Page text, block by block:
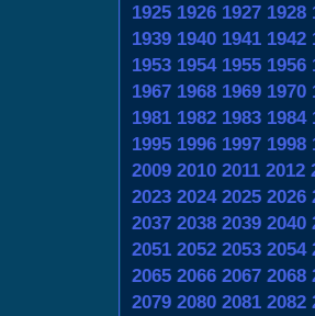
1925 1926 1927 1928
1939 1940 1941 1942
1953 1954 1955 1956
1967 1968 1969 1970
1981 1982 1983 1984
1995 1996 1997 1998
2009 2010 2011 2012
2023 2024 2025 2026
2037 2038 2039 2040
2051 2052 2053 2054
2065 2066 2067 2068
2079 2080 2081 2082